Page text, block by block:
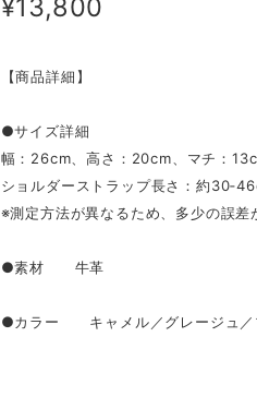
¥13,800
【商品詳細】
●サイズ詳細
幅：26cm、高さ：20cm、マチ：
ショルダーストラップ長さ：約
※測定方法が異なるため、多少の誤差
●素材 牛革
●カラー キャメル／グレージュ／